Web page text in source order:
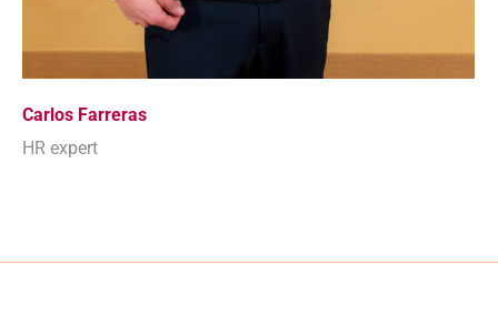
Carlos Farreras
HR expert